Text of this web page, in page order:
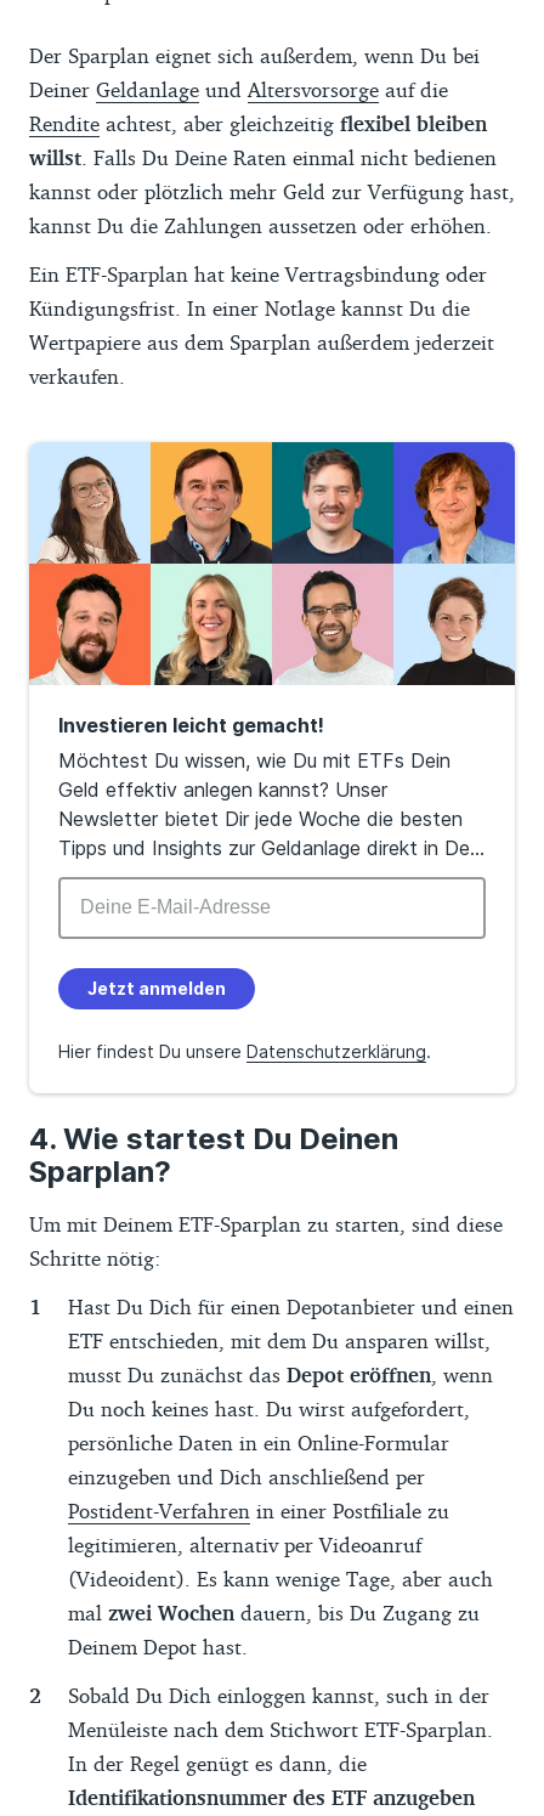
Der Sparplan eignet sich außerdem, wenn Du bei
Deiner Geldanlage und Altersvorsorge auf die
Rendite achtest, aber gleichzeitig flexibel bleiben
willst . Falls Du Deine Raten einmal nicht bedienen
kannst oder plötzlich mehr Geld zur Verfügung hast,
kannst Du die Zahlungen aussetzen oder erhöhen.
Ein ETF-Sparplan hat keine Vertragsbindung oder
Kündigungsfrist. In einer Notlage kannst Du die
Wertpapiere aus dem Sparplan außerdem jederzeit
verkaufen.
Investieren leicht gemacht!
Möchtest Du wissen, wie Du mit ETFs Dein
Geld effektiv anlegen kannst? Unser
Newsletter bietet Dir jede Woche die besten
Tipps und Insights zur Geldanlage direkt in Dein
Postfach!
Jetzt anmelden
Hier findest Du unsere Datenschutzerklärung.
Wie startest Du Deinen
Sparplan?
Um mit Deinem ETF-Sparplan zu starten, sind diese
Schritte nötig:
Hast Du Dich für einen Depotanbieter und einen
ETF entschieden, mit dem Du ansparen willst,
musst Du zunächst das Depot eröffnen , wenn
Du noch keines hast. Du wirst aufgefordert,
persönliche Daten in ein Online-Formular
einzugeben und Dich anschließend per
Postident-Verfahren in einer Postfiliale zu
legitimieren, alternativ per Videoanruf
(Videoident). Es kann wenige Tage, aber auch
mal zwei Wochen dauern, bis Du Zugang zu
Deinem Depot hast.
Sobald Du Dich einloggen kannst, such in der
Menüleiste nach dem Stichwort ETF-Sparplan.
In der Regel genügt es dann, die
Identifikationsnummer des ETF anzugeben